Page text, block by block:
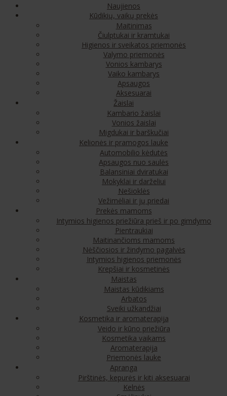
Naujienos
Kūdikių, vaikų prekės
Maitinimas
Čiulptukai ir kramtukai
Higienos ir sveikatos priemonės
Valymo priemonės
Vonios kambarys
Vaiko kambarys
Apsaugos
Aksesuarai
Žaislai
Kambario žaislai
Vonios žaislai
Migdukai ir barškučiai
Kelionės ir pramogos lauke
Automobilio kėdutės
Apsaugos nuo saulės
Balansiniai dviratukai
Mokyklai ir darželiui
Nešioklės
Vežimėliai ir jų priedai
Prekės mamoms
Intymios higienos priežiūra prieš ir po gimdymo
Pientraukiai
Maitinančioms mamoms
Nėščiosios ir žindymo pagalvės
Intymios higienos priemonės
Krepšiai ir kosmetinės
Maistas
Maistas kūdikiams
Arbatos
Sveiki užkandžiai
Kosmetika ir aromaterapija
Veido ir kūno priežiūra
Kosmetika vaikams
Aromaterapija
Priemonės lauke
Apranga
Pirštinės, kepurės ir kiti aksesuarai
Kelnės